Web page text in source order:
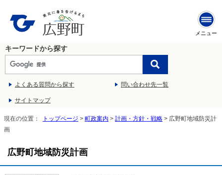
メニュー
キーワードから探す
よくある質問から探す 問い合わせ先一覧
サイトマップ
現在の位置： トップページ > 町政案内 > 計画・方針・戦略 > 広野町地域防災計
画
広野町地域防災計画